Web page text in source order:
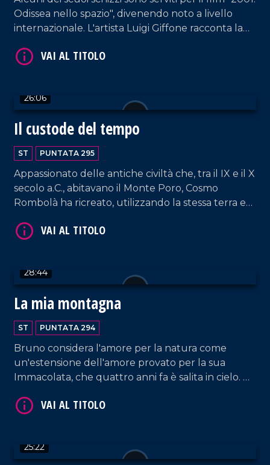
Odissea nello spazio", divenendo noto a livello
internazionale. L'artista Luigi Giffone racconta la
rientro nella sua Tropea.
26:06
Il custode del tempo
ST PUNTATA 295
Appassionato delle antiche civiltà che, tra il IX e il X
secolo a.C., abitavano il Monte Poro, Cosmo
Rombolà ha ricreato, utilizzando la stessa terra e
rinvenuti nelle tombe della necropoli scoperta
28:44
La mia montagna
ST PUNTATA 294
Bruno considera l'amore per la natura come
un'estensione dell'amore provato per la sua
Immacolata, che quattro anni fa è salita in cielo. Da
circondato dall'affetto dei suoi animali e
25:22
VAI AL TITOLO